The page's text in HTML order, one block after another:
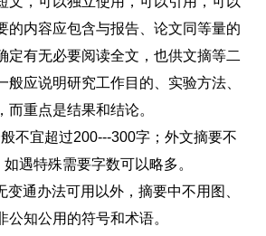
的内容应包含与报告、论文同等量的
定有无必要阅读全文，也供文摘等二
般应说明研究工作目的、实验方法、
而重点是结果和结论。
不宜超过200---300字；外文摘要不
遇特殊需要字数可以略多。
变通办法可用以外，摘要中不用图、
公知公用的符号和术语。